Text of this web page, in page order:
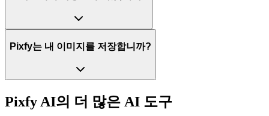
Pixfy는 내 이미지를 저장합니까?
Pixfy AI의 더 많은 AI 도구